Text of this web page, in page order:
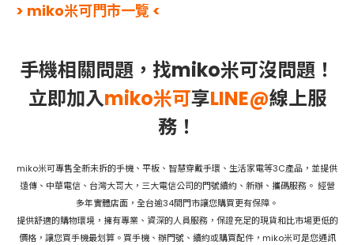
> miko米可門市一覽 <
手機相關問題，找miko米可沒問題！
立即加入miko米可享LINE@線上服
務！
miko米可專售全新未拆的手機、平板、智慧穿戴手環、生活家電等3C產品，並提供
遠傳、中華電信、台灣大哥大，三大電信公司的門號續約、新辦、攜碼服務。 經營
多年實體店面，全台逾34間門市讓您購買更有保障。
提供舒適的購物環境，擁有專業、資深的人員服務，保證充足的現貨和比市場更低的
價格，讓您買手機最划算。買手機、辦門號、續約或購買配件，miko米可是您通訊